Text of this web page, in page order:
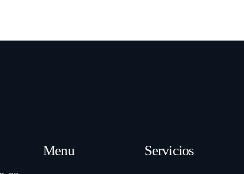
Menu Servicios